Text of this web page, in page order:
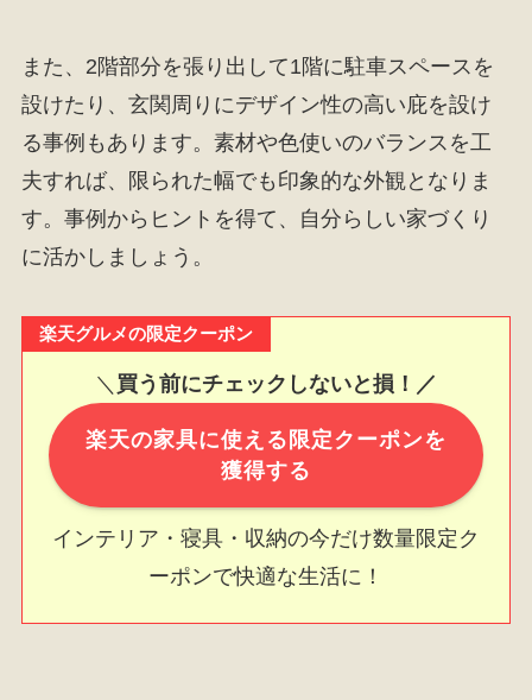
また、2階部分を張り出して1階に駐車スペースを
設けたり、玄関周りにデザイン性の高い庇を設け
る事例もあります。素材や色使いのバランスを工
夫すれば、限られた幅でも印象的な外観となりま
す。事例からヒントを得て、自分らしい家づくり
に活かしましょう。
楽天グルメの限定クーポン
＼ 買う前にチェックしないと損！／
楽天の家具に使える限定クーポンを
獲得する
インテリア・寝具・収納の今だけ数量限定ク
ーポンで快適な生活に！